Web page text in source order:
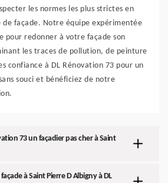
les normes les plus strictes en
de façade. Notre équipe expérimentée
redonner à votre façade son
les traces de pollution, de peinture
confiance à DL Rénovation 73 pour un
souci et bénéficiez de notre
73 un façadier pas cher à Saint
à Saint Pierre D Albigny à DL